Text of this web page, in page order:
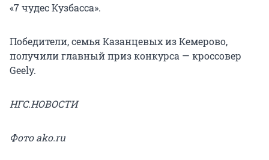
«7 чудес Кузбасса».
Победители, семья Казанцевых из Кемерово,
получили главный приз конкурса — кроссовер
Geely.
НГС.НОВОСТИ
Фото ako.ru